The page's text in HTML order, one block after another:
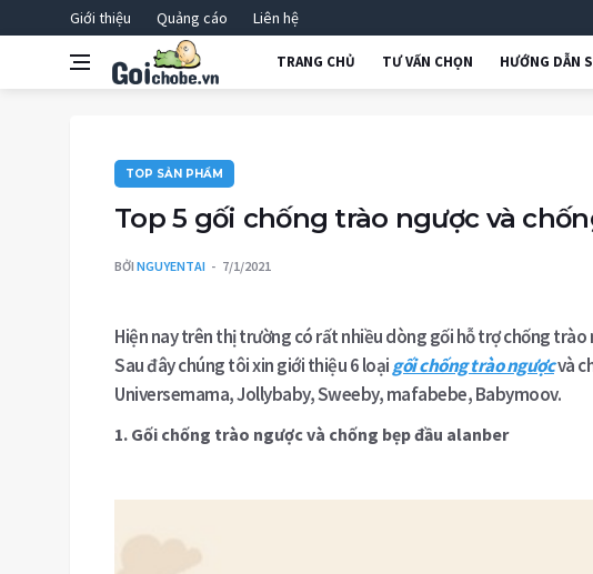
Giới thiệu Quảng cáo Liên hệ
TRANG CHỦ TƯ VẤN CHỌN HƯỚNG DẪN
TOP SẢN PHẨM
Top 5 gối chống trào ngược và
BỞI NGUYENTAI 7/1/2021
Hiện nay trên thị trường có rất nhiều dòng gối hỗ trợ chống
Sau đây chúng tôi xin giới thiệu 6 loạigối chống trào ngượcvà
Universemama, Jollybaby, Sweeby, mafabebe, Babymoov.
1. Gối chống trào ngược và chống bẹp đầu alanber